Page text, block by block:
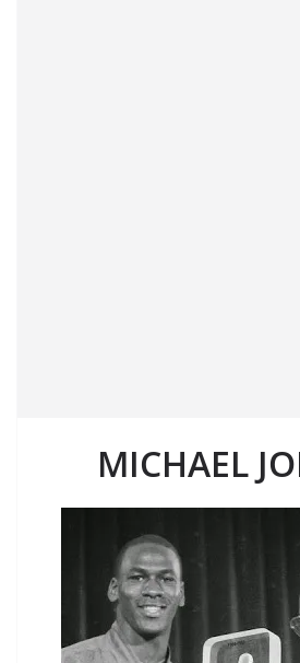
MICHAEL